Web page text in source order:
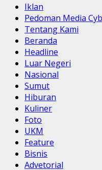
Iklan
Pedoman Media
Tentang Kami
Beranda
Headline
Luar Negeri
Nasional
Sumut
Hiburan
Kuliner
Foto
UKM
Feature
Bisnis
Advetorial